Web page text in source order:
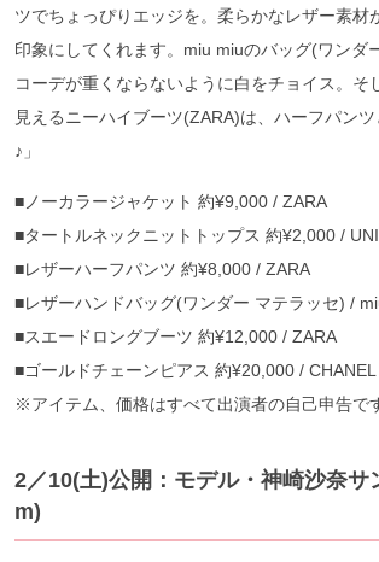
ツでちょっぴりエッジを。柔らかなレザー素材
印象にしてくれます。miu miuのバッグ(ワンダ
コーデが重くならないように白をチョイス。そ
見えるニーハイブーツ(ZARA)は、ハーフパン
♪」
■ノーカラージャケット 約¥9,000 / ZARA
■タートルネックニットトップス 約¥2,000 /
■レザーハーフパンツ 約¥8,000 / ZARA
■レザーハンドバッグ(ワンダー マテラッセ) /
■スエードロングブーツ 約¥12,000 / ZARA
■ゴールドチェーンピアス 約¥20,000 / CHANEL
※アイテム、価格はすべて出演者の自己申告で
2／10(土)公開：モデル・神崎沙奈サ
m)